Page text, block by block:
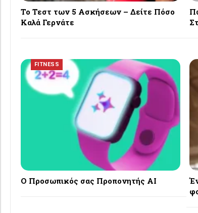
Το Τεστ των 5 Ασκήσεων – Δείτε Πόσο
Καλά Γερνάτε
FITNESS
Ο Προσωπικός σας Προπονητής AI